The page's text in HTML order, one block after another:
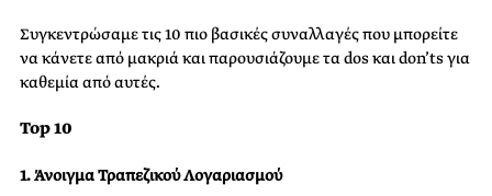
Συγκεντρώσαμε τις 10 πιο βασικές συναλλαγές που μπορείτε
να κάνετε από μακριά και παρουσιάζουμε ταdosκαιdon’tsγια
καθεμία από αυτές.
Top10
1. Άνοιγμα Τραπεζικού Λογαριασμού